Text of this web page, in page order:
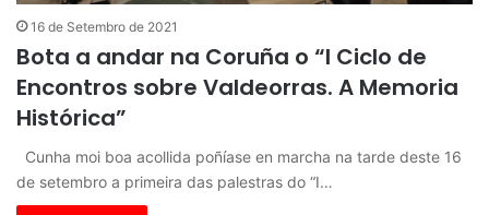
16 de Setembro de 2021
Bota a andar na Coruña o “I Ciclo de
Encontros sobre Valdeorras. A Memoria
Histórica”
Cunha moi boa acollida poñíase en marcha na tarde deste 16
de setembro a primeira das palestras do “I…